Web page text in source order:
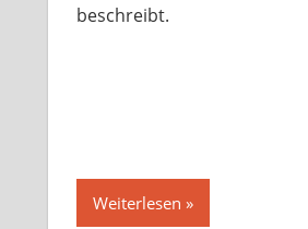
beschreibt.
Weiterlesen